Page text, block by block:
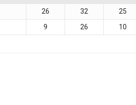
26 32 25
9 26 10